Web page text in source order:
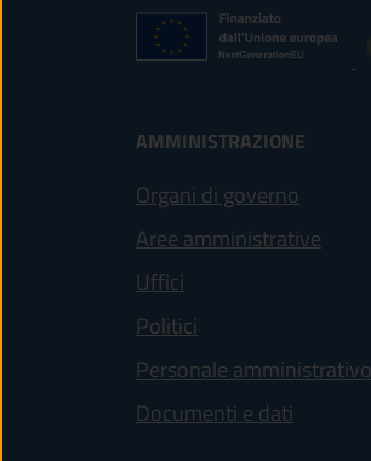
AMMINISTRAZIONE
Organi di governo
Aree amministrative
Uffici
Politici
Personale amministrativo
Documenti e dati